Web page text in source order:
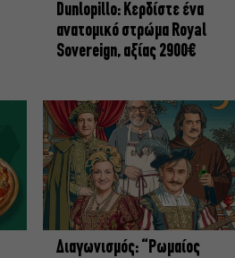
Dunlopillo: Κερδίστε ένα
ανατομικό στρώμα Royal
Sovereign, αξίας 2900€
Διαγωνισμός: “Ρωμαίος